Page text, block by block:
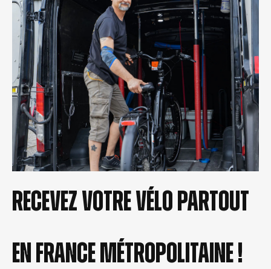
Recevez votre vélo partout
en france métropolitaine !